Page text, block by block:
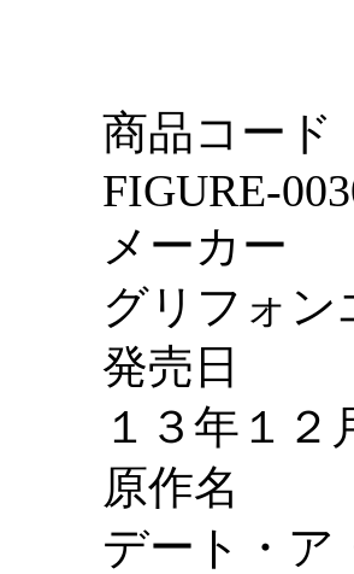
商品コード
FIGURE-
メーカー
グリフォ
発売日
１３年１２
原作名
デート・ア